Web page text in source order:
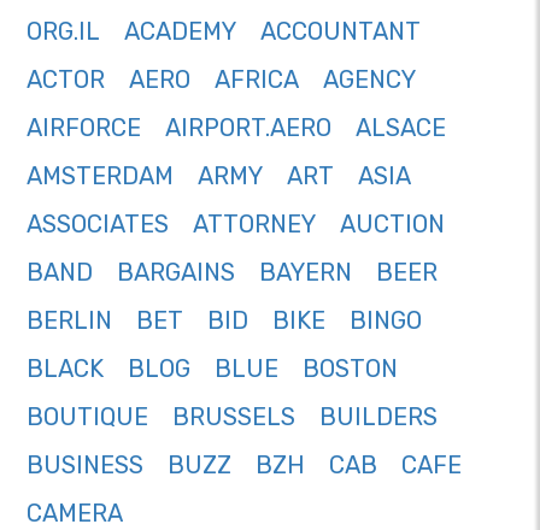
ORG.IL
ACADEMY
ACCOUNTANT
ACTOR
AERO AFRICA
AGENCY
AIRFORCE
AIRPORT.AERO
ALSACE
AMSTERDAM
ARMY ART
ASIA
ASSOCIATES
ATTORNEY
AUCTION
BAND
BARGAINS BAYERN
BEER
BERLIN
BET BID BIKE
BINGO
BLACK
BLOG BLUE
BOSTON
BOUTIQUE
BRUSSELS
BUILDERS
BUSINESS
BUZZ BZH CAB
CAFE
CAMERA